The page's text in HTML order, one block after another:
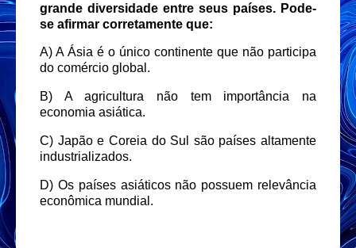
grande diversidade entre seus países. Pode-
se afirmar corretamente que:
A) A Ásia é o único continente que não participa
do comércio global.
B) A agricultura não tem importância na
economia asiática.
C) Japão e Coreia do Sul são países altamente
industrializados.
D) Os países asiáticos não possuem relevância
econômica mundial.